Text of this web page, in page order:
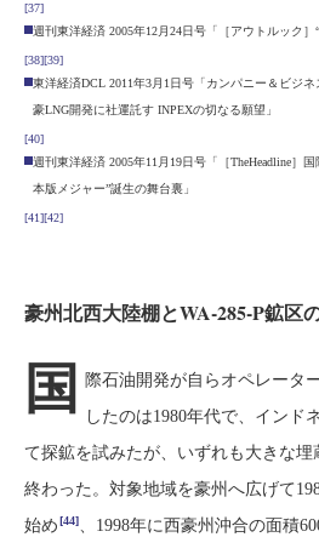
[37]
週刊東洋経済 2005年12月24日号「［アウトルック］
[38][39]
東洋経済DCL 2011年3月1日号「カンパニー＆ビジ
豪LNG開発に社運託す INPEXの切なる願望」
[40]
週刊東洋経済 2005年11月19日号「［TheHeadline］
本版メジャー”誕生の舞台裏」
[41][42]
豪州北西大陸棚とWA-285-P鉱区
国 際石油開発が自らオペレータ
したのは1980年代で、インド
て探鉱を試みたが、いずれも大きな埋
終わった。対象地域を豪州へ広げて
始め[44]、1998年に西豪州沖合の面積